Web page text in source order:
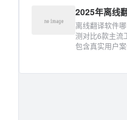
2025年离线
离线翻译软件
测对比6款主流
包含真实用户